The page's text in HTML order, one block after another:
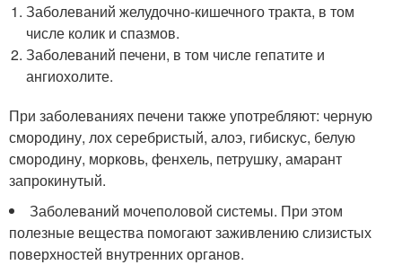
Заболеваний желудочно-кишечного тракта, в том
числе колик и спазмов.
Заболеваний печени, в том числе гепатите и
ангиохолите.
При заболеваниях печени также употребляют: черную
смородину, лох серебристый, алоэ, гибискус, белую
смородину, морковь, фенхель, петрушку, амарант
запрокинутый.
Заболеваний мочеполовой системы. При этом
полезные вещества помогают заживлению слизистых
поверхностей внутренних органов.